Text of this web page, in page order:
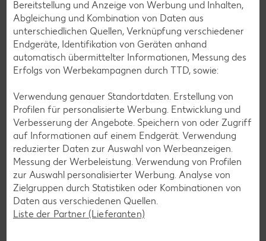
Glutenfreie Rezepte
Wer auf Gluten verzichtet, muss nicht automatisch auf
Vielfalt und Geschmack verzichten. Ob süß oder herzhaft –
mit unseren glutenfreien Rezepten zauberst du dir Gerichte,
die nicht nur verträglich, sondern auch richtig lecker sind.
Bereitstellung und Anzeige von Werbung und Inhalten,
Abgleichung und Kombination von Daten aus
unterschiedlichen Quellen, Verknüpfung verschiedener
Endgeräte, Identifikation von Geräten anhand
automatisch übermittelter Informationen, Messung des
Erfolgs von Werbekampagnen durch TTD, sowie:
Verwendung genauer Standortdaten. Erstellung von
Profilen für personalisierte Werbung. Entwicklung und
Verbesserung der Angebote. Speichern von oder Zugriff
auf Informationen auf einem Endgerät. Verwendung
reduzierter Daten zur Auswahl von Werbeanzeigen.
Messung der Werbeleistung. Verwendung von Profilen
zur Auswahl personalisierter Werbung. Analyse von
Zielgruppen durch Statistiken oder Kombinationen von
Daten aus verschiedenen Quellen.
Liste der Partner (Lieferanten)